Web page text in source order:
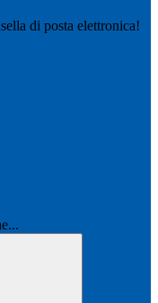
di posta elettronica!